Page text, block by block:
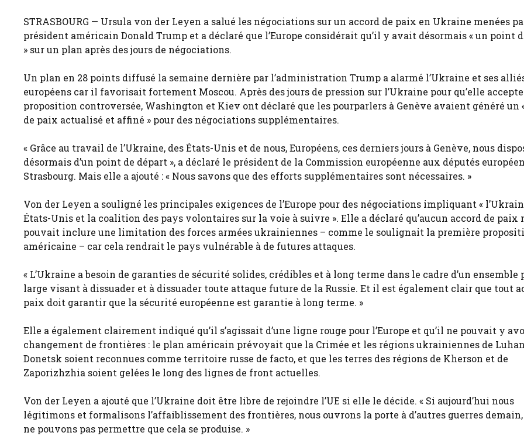
STRASBOURG — Ursula von der Leyen a salué les négociations sur un accord de paix en Ukraine menées
président américain Donald Trump et a déclaré que l’Europe considérait qu’il y avait désormais « un point
» sur un plan après des jours de négociations.
Un plan en 28 points diffusé la semaine dernière par l’administration Trump a alarmé l’Ukraine et ses
européens car il favorisait fortement Moscou. Après des jours de pression sur l’Ukraine pour qu’elle
proposition controversée, Washington et Kiev ont déclaré que les pourparlers à Genève avaient généré un
de paix actualisé et affiné » pour des négociations supplémentaires.
« Grâce au travail de l’Ukraine, des États-Unis et de nous, Européens, ces derniers jours à Genève, nous
désormais d’un point de départ », a déclaré le président de la Commission européenne aux députés
Strasbourg. Mais elle a ajouté : « Nous savons que des efforts supplémentaires sont nécessaires. »
Von der Leyen a souligné les principales exigences de l’Europe pour des négociations impliquant «
États-Unis et la coalition des pays volontaires sur la voie à suivre ». Elle a déclaré qu’aucun accord de paix
pouvait inclure une limitation des forces armées ukrainiennes – comme le soulignait la première
américaine – car cela rendrait le pays vulnérable à de futures attaques.
« L’Ukraine a besoin de garanties de sécurité solides, crédibles et à long terme dans le cadre d’un ensemble
large visant à dissuader et à dissuader toute attaque future de la Russie. Et il est également clair que tout
paix doit garantir que la sécurité européenne est garantie à long terme. »
Elle a également clairement indiqué qu’il s’agissait d’une ligne rouge pour l’Europe et qu’il ne pouvait y
changement de frontières : le plan américain prévoyait que la Crimée et les régions ukrainiennes de
Donetsk soient reconnues comme territoire russe de facto, et que les terres des régions de Kherson et de
Zaporizhzhia soient gelées le long des lignes de front actuelles.
Von der Leyen a ajouté que l’Ukraine doit être libre de rejoindre l’UE si elle le décide. « Si aujourd’hui nous
légitimons et formalisons l’affaiblissement des frontières, nous ouvrons la porte à d’autres guerres
ne pouvons pas permettre que cela se produise. »